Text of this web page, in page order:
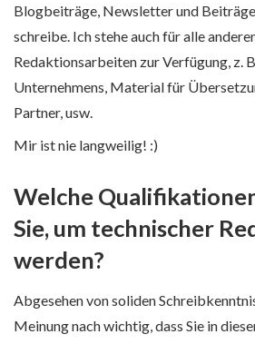
Blogbeiträge, Newsletter und
schreibe. Ich stehe auch für alle
Redaktionsarbeiten zur Verfügung, z.
Unternehmens, Material für
Partner, usw.
Mir ist nie langweilig! :)
Welche
Sie, um technischer
werden?
Abgesehen von soliden
Meinung nach wichtig, dass Sie in